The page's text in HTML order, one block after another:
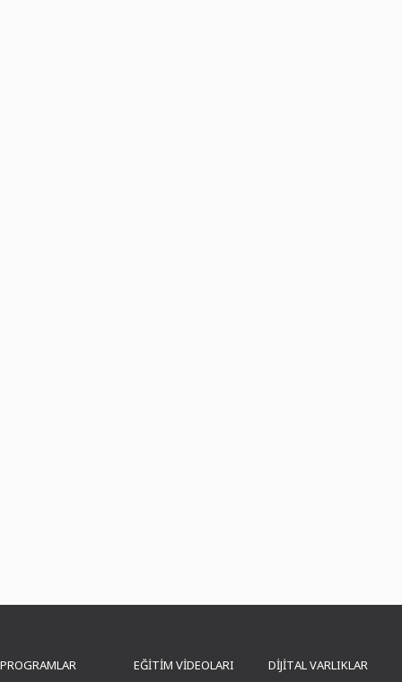
PROGRAMLAR
EĞITIM VIDEOLARI
DIJITAL VARLIKLAR